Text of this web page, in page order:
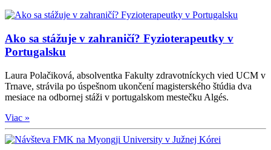
Ako sa stážuje v zahraničí? Fyzioterapeutky v
Portugalsku
Laura Polačiková, absolventka Fakulty zdravotníckych vied UCM v
Trnave, strávila po úspešnom ukončení magisterského štúdia dva
mesiace na odbornej stáži v portugalskom mestečku Algés.
Viac »